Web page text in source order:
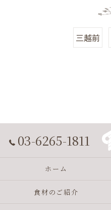
三越前
03-6265-1811
ホーム
食材のご紹介